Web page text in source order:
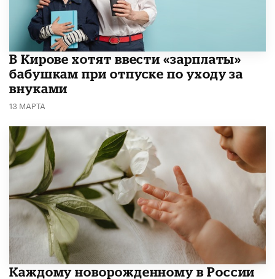
В Кирове хотят ввести «зарплаты»
бабушкам при отпуске по уходу за
внуками
13 МАРТА
Каждому новорожденному в России